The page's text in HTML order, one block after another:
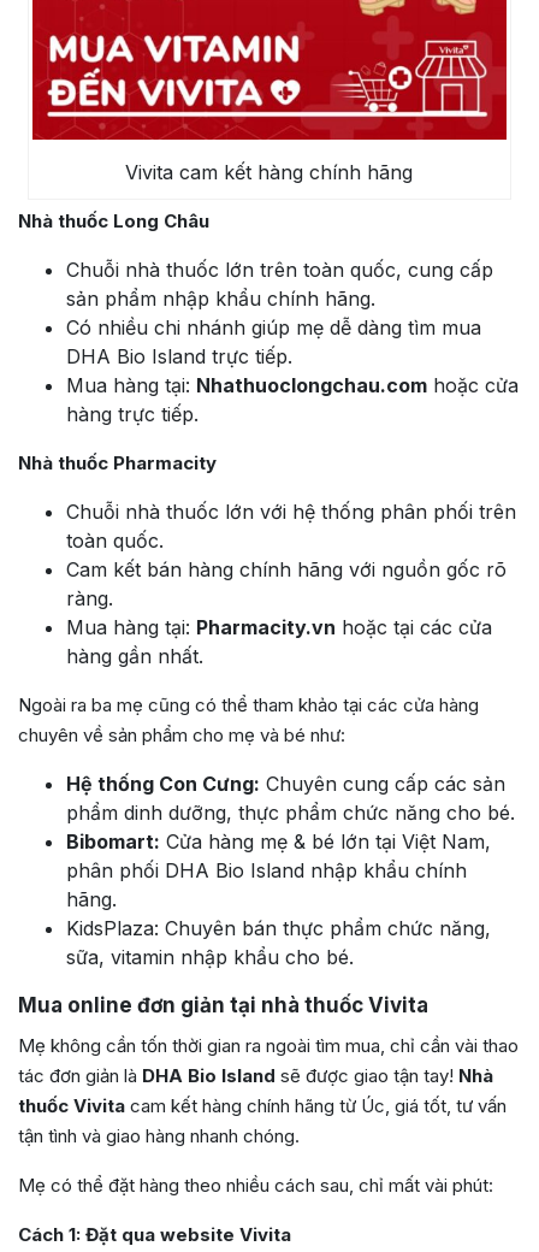
Vivita cam kết hàng chính hãng
Nhà thuốc Long Châu
Chuỗi nhà thuốc lớn trên toàn quốc, cung cấp
sản phẩm nhập khẩu chính hãng.
Có nhiều chi nhánh giúp mẹ dễ dàng tìm mua
DHA Bio Island trực tiếp.
Mua hàng tại: Nhathuoclongchau.com hoặc cửa
hàng trực tiếp.
Nhà thuốc Pharmacity
Chuỗi nhà thuốc lớn với hệ thống phân phối trên
toàn quốc.
Cam kết bán hàng chính hãng với nguồn gốc rõ
ràng.
Mua hàng tại: Pharmacity.vn hoặc tại các cửa
hàng gần nhất.
Ngoài ra ba mẹ cũng có thể tham khảo tại các cửa hàng
chuyên về sản phẩm cho mẹ và bé như:
Hệ thống Con Cưng: Chuyên cung cấp các sản
phẩm dinh dưỡng, thực phẩm chức năng cho bé.
Bibomart: Cửa hàng mẹ & bé lớn tại Việt Nam,
phân phối DHA Bio Island nhập khẩu chính
hãng.
KidsPlaza: Chuyên bán thực phẩm chức năng,
sữa, vitamin nhập khẩu cho bé.
Mua online đơn giản tại nhà thuốc Vivita
Mẹ không cần tốn thời gian ra ngoài tìm mua, chỉ cần vài thao
tác đơn giản là DHA Bio Island sẽ được giao tận tay! Nhà
thuốc Vivita cam kết hàng chính hãng từ Úc, giá tốt, tư vấn
tận tình và giao hàng nhanh chóng.
Mẹ có thể đặt hàng theo nhiều cách sau, chỉ mất vài phút:
Cách 1: Đặt qua website Vivita